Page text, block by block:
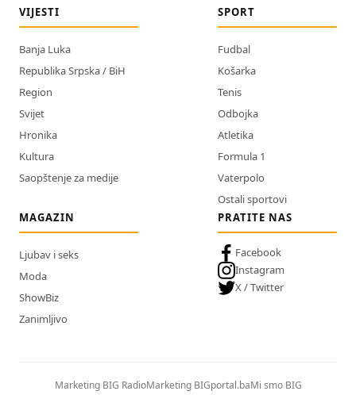
VIJESTI
Banja Luka
Republika Srpska / BiH
Region
Svijet
Hronika
Kultura
Saopštenje za medije
SPORT
Fudbal
Košarka
Tenis
Odbojka
Atletika
Formula 1
Vaterpolo
Ostali sportovi
MAGAZIN
Ljubav i seks
Moda
ShowBiz
Zanimljivo
PRATITE NAS
Facebook
Instagram
X / Twitter
Marketing BIG RadioMarketing BIGportal.baMi smo BIG